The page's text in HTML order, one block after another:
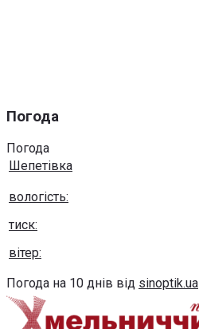
Погода
Погода
Шепетівка
вологість:
тиск:
вітер:
Погода на 10 днів від sinoptik.ua